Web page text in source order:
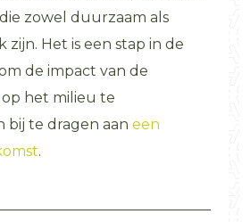
zowel duurzaam als
zijn. Het is een stap in de
de impact van de
het milieu te
bij te dragen aan een
.